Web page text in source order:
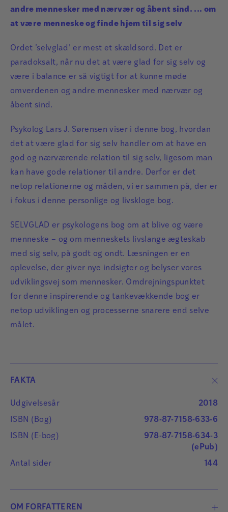
andre mennesker med nærvær og åbent sind. ... om
at være menneske og finde hjem til sig selv
Ordet ’selvglad’ er mest et skældsord. Det er
paradoksalt, når nu det at være glad for sig selv og
være i balance er så vigtigt for at kunne møde
omverdenen og andre mennesker med nærvær og
åbent sind.
Psykolog Lars J. Sørensen viser i denne bog, hvordan
det at være glad for sig selv handler om at have en
god og nærværende relation til sig selv, ligesom man
kan have gode relationer til andre. Derfor er det
netop relationerne og måden, vi er sammen på, der er
i fokus i denne personlige og livskloge bog.
SELVGLAD er psykologens bog om at blive og være
menneske – og om menneskets livslange ægteskab
med sig selv, på godt og ondt. Læsningen er en
oplevelse, der giver nye indsigter og belyser vores
udviklingsvej som mennesker. Omdrejningspunktet
for denne inspirerende og tankevækkende bog er
netop udviklingen og processerne snarere end selve
målet.
FAKTA
Udgivelsesår
2018
ISBN (Bog)
978-87-7158-633-6
ISBN (E-bog)
978-87-7158-634-3
(ePub)
Antal sider
144
OM FORFATTEREN